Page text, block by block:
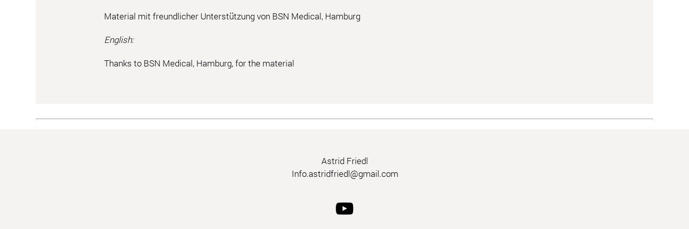
Material mit freundlicher Unterstützung von BSN Medical, Hamburg
English:
Thanks to BSN Medical, Hamburg, for the material
Astrid Friedl
Info.astridfriedl@gmail.com